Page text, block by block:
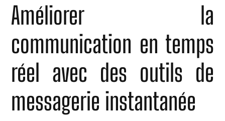
Améliorer la
communication en temps
réel avec des outils de
messagerie instantanée